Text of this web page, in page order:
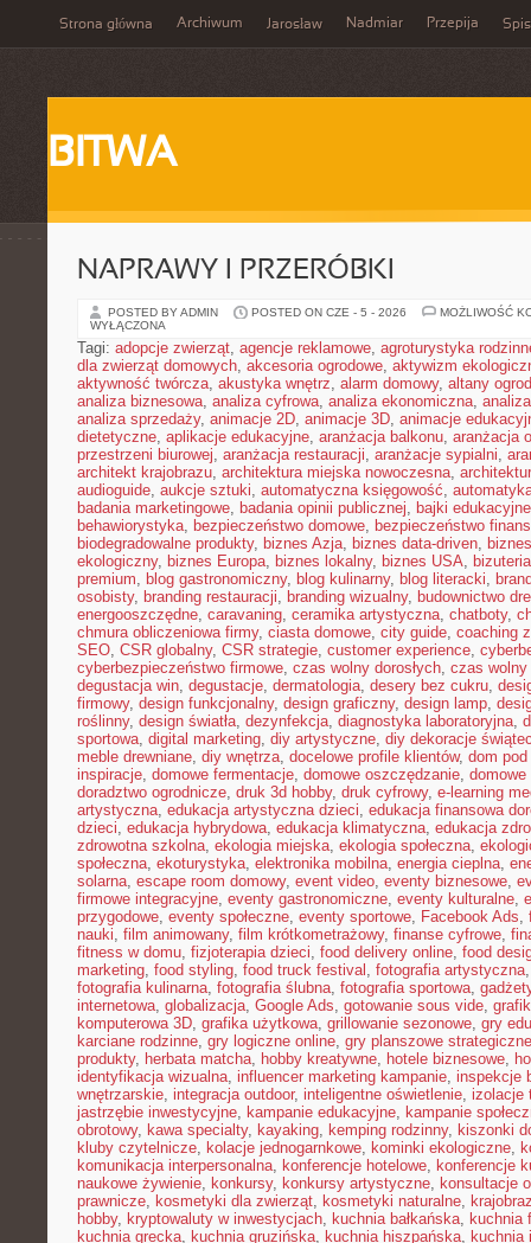
Strona główna Archiwum Jarosław Nadmiar Przepija
BITWA
NAPRAWY I PRZERÓBKI
POSTED BY ADMIN POSTED ON CZE - 5 - 2026
MOŻLIWOŚĆ
WYŁĄCZONA
Tagi: adopcje zwierząt, agencje reklamowe, agroturystyka
dla zwierząt domowych, akcesoria ogrodowe, aktywizm
aktywność twórcza, akustyka wnętrz, alarm domowy, altany
analiza biznesowa, analiza cyfrowa, analiza ekonomiczna,
analiza sprzedaży, animacje 2D, animacje 3D, animacje
dietetyczne, aplikacje edukacyjne, aranżacja balkonu, aranżacja
przestrzeni biurowej, aranżacja restauracji, aranżacje sypialni,
architekt krajobrazu, architektura miejska nowoczesna,
audioguide, aukcje sztuki, automatyczna księgowość,
badania marketingowe, badania opinii publicznej, bajki edukacyjne
behawiorystyka, bezpieczeństwo domowe, bezpieczeństwo
biodegradowalne produkty, biznes Azja, biznes data-driven,
ekologiczny, biznes Europa, biznes lokalny, biznes USA,
premium, blog gastronomiczny, blog kulinarny, blog literacki,
osobisty, branding restauracji, branding wizualny, budownictwo
energooszczędne, caravaning, ceramika artystyczna, chatboty,
chmura obliczeniowa firmy, ciasta domowe, city guide, coaching
SEO, CSR globalny, CSR strategie, customer experience,
cyberbezpieczeństwo firmowe, czas wolny dorosłych, czas
degustacja win, degustacje, dermatologia, desery bez cukru,
firmowy, design funkcjonalny, design graficzny, design lamp,
roślinny, design światła, dezynfekcja, diagnostyka laboratoryjna,
sportowa, digital marketing, diy artystyczne, diy dekoracje
meble drewniane, diy wnętrza, docelowe profile klientów, dom
inspiracje, domowe fermentacje, domowe oszczędzanie, domowe
doradztwo ogrodnicze, druk 3d hobby, druk cyfrowy, e-learning
artystyczna, edukacja artystyczna dzieci, edukacja finansowa
dzieci, edukacja hybrydowa, edukacja klimatyczna, edukacja
zdrowotna szkolna, ekologia miejska, ekologia społeczna,
społeczna, ekoturystyka, elektronika mobilna, energia cieplna,
solarna, escape room domowy, event video, eventy biznesowe,
firmowe integracyjne, eventy gastronomiczne, eventy kulturalne,
przygodowe, eventy społeczne, eventy sportowe, Facebook Ads,
nauki, film animowany, film krótkometrażowy, finanse cyfrowe,
fitness w domu, fizjoterapia dzieci, food delivery online, food
marketing, food styling, food truck festival , fotografia artystyczna
fotografia kulinarna, fotografia ślubna, fotografia sportowa,
internetowa, globalizacja, Google Ads, gotowanie sous vide,
komputerowa 3D, grafika użytkowa, grillowanie sezonowe, gry
karciane rodzinne, gry logiczne online, gry planszowe strategiczne
produkty, herbata matcha, hobby kreatywne, hotele biznesowe,
identyfikacja wizualna, influencer marketing kampanie, inspekcje
wnętrzarskie, integracja outdoor, inteligentne oświetlenie, izolacje
jastrzębie inwestycyjne, kampanie edukacyjne, kampanie
obrotowy, kawa specialty, kayaking, kemping rodzinny, kiszonki
kluby czytelnicze, kolacje jednogarnkowe, kominki ekologiczne,
komunikacja interpersonalna, konferencje hotelowe, konferencje
naukowe żywienie, konkursy, konkursy artystyczne, konsultacje
prawnicze, kosmetyki dla zwierząt, kosmetyki naturalne,
hobby, kryptowaluty w inwestycjach, kuchnia bałkańska, kuchnia
kuchnia grecka, kuchnia gruzińska, kuchnia hiszpańska, kuchnia